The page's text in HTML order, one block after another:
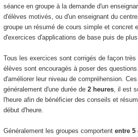
séance en groupe à la demande d'un
d'élèves motivés, ou d'un enseignant du
groupe un résumé de cours simple et concret
d'exercices d'applications de base puis de
Tous les exercices sont corrigés de façon
élèves sont encouragés à poser des
d'améliorer leur niveau de compréhension.
généralement d'une durée de 2 heures, il est
l'heure afin de bénéficier des conseils et
début d'heure.
Généralement les groupes comportent entre 5